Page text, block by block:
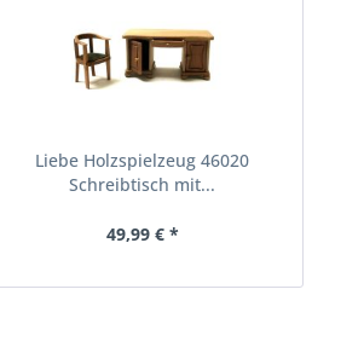
Liebe Holzspielzeug 46020
Schreibtisch mit...
49,99 € *